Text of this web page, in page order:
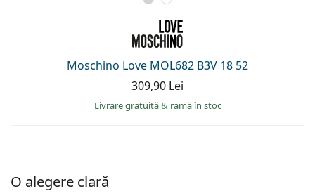
Moschino Love MOL682 B3V 18 52
309,90 Lei
Livrare gratuită& ramă în stoc
O alegere clară